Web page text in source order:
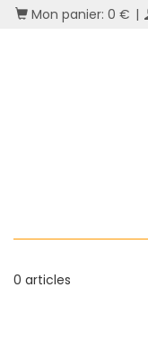
Mon panier: 0 € |
0 articles